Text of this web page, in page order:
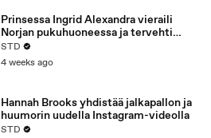
Prinsessa Ingrid Alexandra vieraili
Norjan pukuhuoneessa ja tervehti
Haalandia Brasilian putoamisen jälkeen
STD
4 weeks ago
Hannah Brooks yhdistää jalkapallon ja
huumorin uudella Instagram-videolla
STD